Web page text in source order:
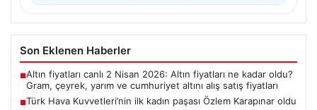
Son Eklenen Haberler
■Altın fiyatları canlı 2 Nisan 2026: Altın fiyatları ne kadar oldu?
Gram, çeyrek, yarım ve cumhuriyet altını alış satış fiyatları
■Türk Hava Kuvvetleri’nin ilk kadın paşası Özlem Karapınar oldu